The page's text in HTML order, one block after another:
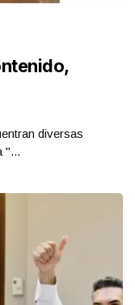
diversas
"...